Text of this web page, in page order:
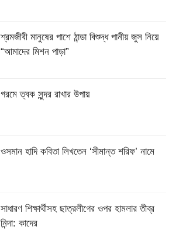
শ্রমজীবী মানুষের পাশে ঠান্ডা বিশুদ্ধ পানীয় জুস নিয়ে
“আমাদের মিশন পাড়া”
গরমে ত্বক সুন্দর রাখার উপায়
ওসমান হাদি কবিতা লিখতেন ‘সীমান্ত শরিফ’ নামে
সাধারণ শিক্ষার্থীসহ ছাত্রলীগের ওপর হামলার তীব্র
নিন্দা: কাদের